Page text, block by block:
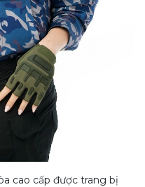
cao cấp được trang bị